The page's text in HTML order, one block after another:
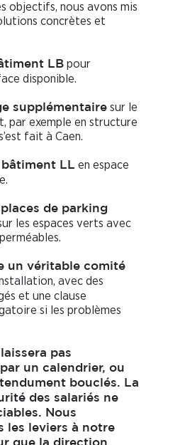
objectifs, nous avons mis
concrètes et
LB pour
disponible.
supplémentaire sur le
par exemple en structure
fait à Caen.
bâtiment LL en espace
de parking
les espaces verts avec
un véritable comité
avec des
et une clause
si les problèmes
pas
un calendrier, ou
bouclés. La
des salariés ne
Nous
les leviers à notre